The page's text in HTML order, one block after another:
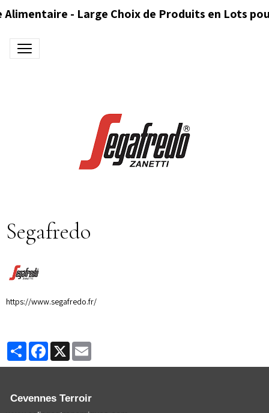
Alimentaire - Large Choix de Produits en Lots
Segafredo
https://www.segafredo.fr/
PartagerFacebook
X
Cevennes Terroir